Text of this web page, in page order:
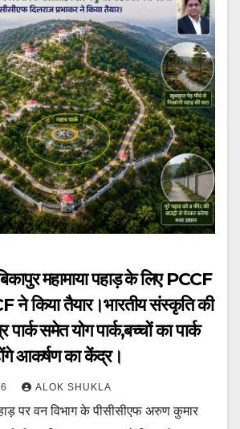
महामाया पहाड़ के लिए PCCF
ने किया तैयार।भारतीय संस्कृति की
समेत योग पार्क,बच्चों का पार्क
आकर्षण का केंद्र।
ALOK SHUKLA
पर वन विभाग के पीसीसीएफ अरुण कुमार